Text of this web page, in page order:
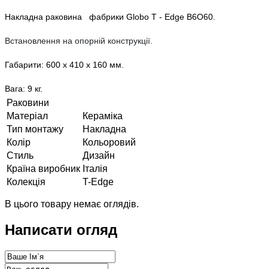
Накладна раковина фабрики Globo T - Edge B6O60.
Встановлення на опорній конструкції.
Габарити: 600 x 410 х 160 мм.
Вага: 9 кг.
Раковини
Матеріал
Кераміка
Тип монтажу
Накладна
Колір
Кольоровий
Стиль
Дизайн
Країна виробник Італія
Колекція
T-Edge
В цього товару немає оглядів.
Написати огляд